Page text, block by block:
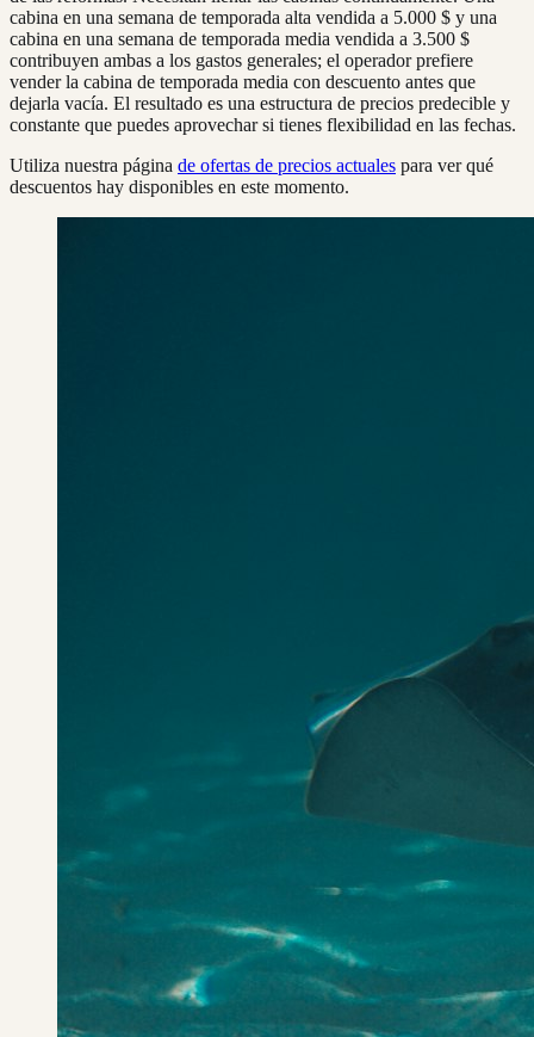
cabina en una semana de temporada alta vendida a 5.000 $ y una
cabina en una semana de temporada media vendida a 3.500 $
contribuyen ambas a los gastos generales; el operador prefiere
vender la cabina de temporada media con descuento antes que
dejarla vacía. El resultado es una estructura de precios predecible y
constante que puedes aprovechar si tienes flexibilidad en las fechas.
Utiliza nuestra página de ofertas de precios actuales para ver qué
descuentos hay disponibles en este momento.